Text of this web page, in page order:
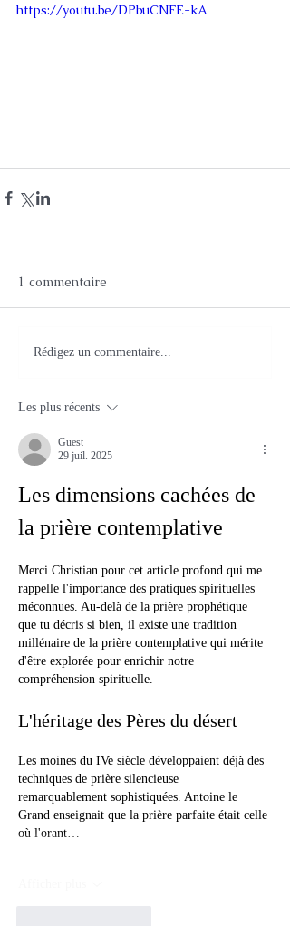
https://youtu.be/DPbuCNFE-kA
1 commentaire
Rédigez un commentaire...
Les plus récents
Guest
29 juil. 2025
Les dimensions cachées de
la prière contemplative
Merci Christian pour cet article profond qui me
rappelle l'importance des pratiques spirituelles
méconnues. Au-delà de la prière prophétique
que tu décris si bien, il existe une tradition
millénaire de la prière contemplative qui mérite
d'être explorée pour enrichir notre
compréhension spirituelle.
L'héritage des Pères du désert
Les moines du IVe siècle développaient déjà des
techniques de prière silencieuse
remarquablement sophistiquées. Antoine le
Grand enseignait que la prière parfaite était celle
où l'orant…